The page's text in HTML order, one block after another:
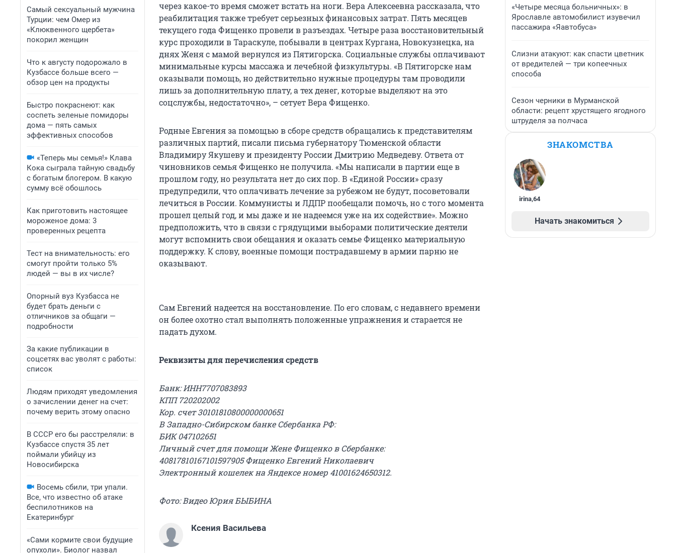
Самый сексуальный мужчина
Турции: чем Омер из
«Клюквенного щербета»
покорил женщин
Что к августу подорожало в
Кузбассе больше всего —
обзор цен на продукты
Быстро покраснеют: как
соспеть зеленые помидоры
дома — пять самых
эффективных способов
«Теперь мы семья!» Клава
Кока сыграла тайную свадьбу
с богатым блогером. В какую
сумму всё обошлось
Как приготовить настоящее
мороженое дома: 3
проверенных рецепта
Тест на внимательность: его
смогут пройти только 5%
людей — вы в их числе?
Опорный вуз Кузбасса не
будет брать деньги с
отличников за общаги —
подробности
За какие публикации в
соцсетях вас уволят с работы:
список
Людям приходят уведомления
о зачислении денег на счет:
почему верить этому опасно
В СССР его бы расстреляли: в
Кузбассе спустя 35 лет
поймали убийцу из
Новосибирска
Восемь сбили, три упали.
Все, что известно об атаке
беспилотников на
Екатеринбург
«Сами кормите свои будущие
опухоли». Биолог назвал
через какое-то время сможет встать на ноги. Вера Алексеевна рассказала, что
реабилитация также требует серьезных финансовых затрат. Пять месяцев
текущего года Фищенко провели в разъездах. Четыре раза восстановительный
курс проходили в Тараскуле, побывали в центрах Кургана, Новокузнецка, на
днях Женя с мамой вернулся из Пятигорска. Социальные службы оплачивают
минимальные курсы массажа и лечебной физкультуры. «В Пятигорске нам
оказывали помощь, но действительно нужные процедуры там проводили
лишь за дополнительную плату, а тех денег, которые выделяют на это
соцслужбы, недостаточно», – сетует Вера Фищенко.
Родные Евгения за помощью в сборе средств обращались к представителям
различных партий, писали письма губернатору Тюменской области
Владимиру Якушеву и президенту России Дмитрию Медведеву. Ответа от
чиновников семья Фищенко не получила. «Мы написали в партии еще в
прошлом году, но результата нет до сих пор. В «Единой России» сразу
предупредили, что оплачивать лечение за рубежом не будут, посоветовали
лечиться в России. Коммунисты и ЛДПР пообещали помочь, но с того момента
прошел целый год, и мы даже и не надеемся уже на их содействие». Можно
предположить, что в связи с грядущими выборами политические деятели
могут вспомнить свои обещания и оказать семье Фищенко материальную
поддержку. К слову, военные помощи пострадавшему в армии парню не
оказывают.
Сам Евгений надеется на восстановление. По его словам, с недавнего времени
он более охотно стал выполнять положенные упражнения и старается не
падать духом.
Реквизиты для перечисления средств
Банк: ИНН7707083893
КПП 720202002
Кор. счет 30101810800000000651
В Западно-Сибирском банке Сбербанка РФ:
БИК 047102651
Личный счет для помощи Жене Фищенко в Сбербанке:
40817810167101597905 Фищенко Евгений Николаевич
Электронный кошелек на Яндексе номер 41001624650312.
Фото: Видео Юрия БЫБИНА
Ксения Васильева
«Четыре месяца больничных»: в
Ярославле автомобилист изувечил
пассажира «Яавтобуса»
Слизни атакуют: как спасти цветник
от вредителей — три копеечных
способа
Сезон черники в Мурманской
области: рецепт хрустящего ягодного
штруделя за полчаса
ЗНАКОМСТВА
irina,64
Начать знакомиться